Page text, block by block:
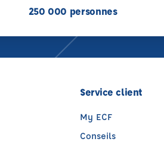
250 000 personnes
Service client
My ECF
Conseils